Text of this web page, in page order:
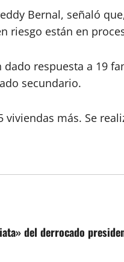
Bernal, señaló
riesgo están en
dado respuesta a 19
secundario.
viviendas más. Se
del derrocado